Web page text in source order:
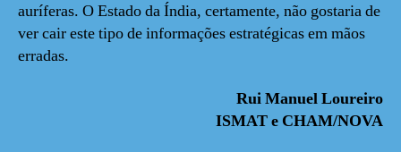
auríferas. O Estado da Índia, certamente, não gostaria de
ver cair este tipo de informações estratégicas em mãos
erradas.
Rui Manuel Loureiro
ISMAT e CHAM/NOVA